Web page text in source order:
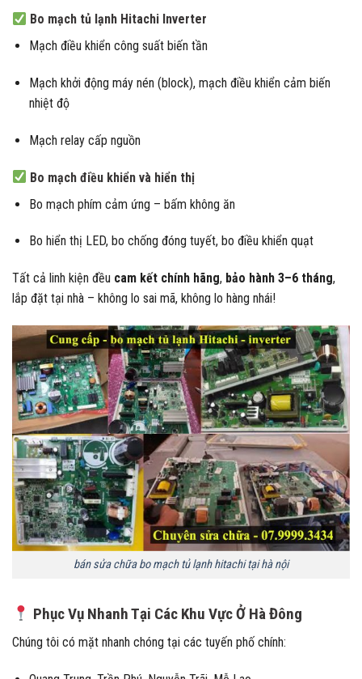
Bo mạch tủ lạnh Hitachi Inverter
Mạch điều khiển công suất biến tần
Mạch khởi động máy nén (block), mạch điều khiển cảm biến
nhiệt độ
Mạch relay cấp nguồn
Bo mạch điều khiển và hiển thị
Bo mạch phím cảm ứng – bấm không ăn
Bo hiển thị LED, bo chống đóng tuyết, bo điều khiển quạt
Tất cả linh kiện đều cam kết chính hãng, bảo hành 3–6 tháng,
lắp đặt tại nhà – không lo sai mã, không lo hàng nhái!
bán sửa chữa bo mạch tủ lạnh hitachi tại hà nội
Phục Vụ Nhanh Tại Các Khu Vực Ở Hà Đông
Chúng tôi có mặt nhanh chóng tại các tuyến phố chính: